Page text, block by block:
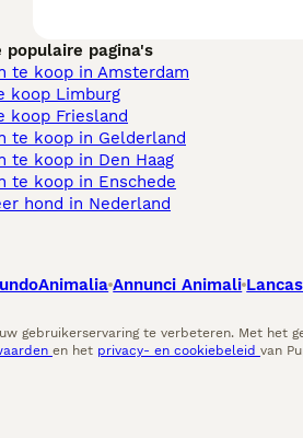
populaire pagina's
te koop in Amsterdam
koop Limburg​
koop Friesland​
te koop in Gelderland
te koop in Den Haag
te koop in Enschede
hond in Nederland
Annunci Animali
gebruikerservaring te verbeteren. Met het
en het privacy- en cookiebeleid van